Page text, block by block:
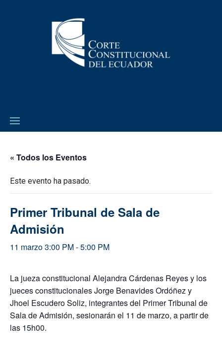
« Todos los Eventos
Este evento ha pasado.
Primer Tribunal de Sala de
Admisión
11 marzo 3:00 PM-5:00 PM
La jueza constitucional Alejandra Cárdenas Reyes y los
jueces constitucionales Jorge Benavides Ordóñez y
Jhoel Escudero Soliz, integrantes del Primer Tribunal de
Sala de Admisión, sesionarán el 11 de marzo, a partir de
las 15h00.